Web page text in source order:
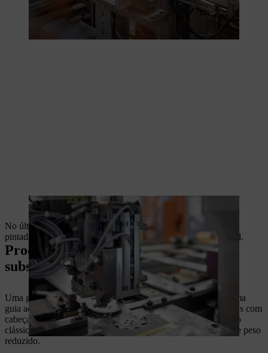
Mais tarde, a estrela de retorno vai reduzir a fricção na guia.
No último passo da produção, a calha de três peças é primeiro
pintada e depois impressa com um sistema de impressão digital.
Produção de uma guia com ponta
substituível
Uma guia com ponta substituível é composta pelo corpo de uma
guia aço e a cabeça da guia de uma guia de três peças. As guias com
cabeça da STIHL são produzidas tanto na forma de construção
clássica maciça, como também em construção estrutura leve de peso
reduzido.